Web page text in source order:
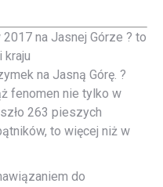
na Jasnej Górze ? to
kraju
na Jasną Górę. ?
fenomen nie tylko w
263 pieszych
to więcej niż w
do